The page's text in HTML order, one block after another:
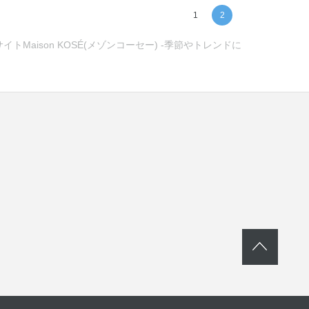
1 2
トMaison KOSÉ(メゾンコーセー) -季節やトレンドに